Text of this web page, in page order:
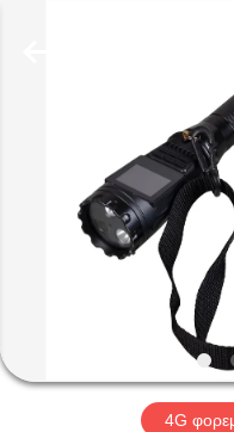
ΠΡΟΪΌΝΤΑ
ΕΚΠΟΜΠΉ
VR
4G